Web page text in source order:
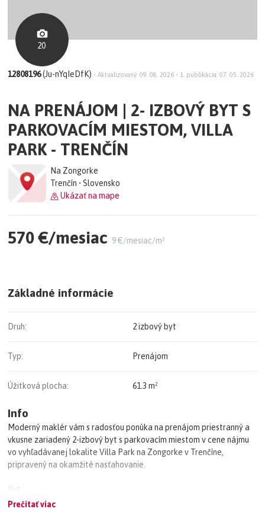
20
12808196(Ju-nYqIeDfK) • Aktualizovaný: 09. 08. 2026 • 1. publikácia: 07. 05. 2026
NA PRENÁJOM | 2- IZBOVÝ BYT S
PARKOVACÍM MIESTOM, VILLA
PARK - TRENČÍN
Na Zongorke
Trenčín • Slovensko
Ukázať na mape
570 €/mesiac 9 €/mesiac/m²
Základné informácie
Druh: 2 izbový byt
Typ: Prenájom
Úžitková plocha: 61.3 m²
Info
Moderný maklér vám s radosťou ponúka na prenájom priestranný a
vkusne zariadený 2-izbový byt s parkovacím miestom v cene nájmu
vo vyhľadávanej lokalite Villa Park na Zongorke v Trenčíne,
pripravený na okamžité nasťahovanie.
Byt:
Úžitková plocha: 61,3 m² (bez balkóna)
Prečítať viac